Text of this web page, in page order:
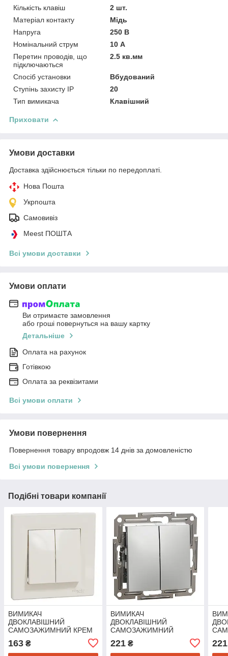
Кількість клавіш
2 шт.
Матеріал контакту
Мідь
Напруга
250 В
Номінальний струм
10 А
Перетин проводів, що
підключаються
2.5 кв.мм
Спосіб установки
Вбудований
Ступінь захисту IP
20
Тип вимикача
Клавішний
Приховати
Умови доставки
Доставка здійснюється тільки по передоплаті.
Нова Пошта
Укрпошта
Самовивіз
Meest ПОШТА
Всі умови доставки
Умови оплати
Ви отримаєте замовлення
або гроші повернуться на вашу картку
Детальніше
Оплата на рахунок
Готівкою
Оплата за реквізитами
Всі умови оплати
Умови повернення
Повернення товару впродовж 14 днів за домовленістю
Всі умови повернення
Подібні товари компанії
ВИМИКАЧ
ДВОКЛАВІШНИЙ
САМОЗАЖИМНИЙ КРЕМ
163 ₴
ВИМИКАЧ
ДВОКЛАВІШНИЙ
САМОЗАЖИМНИЙ
221₴ 221